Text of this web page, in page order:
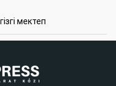
мектеп